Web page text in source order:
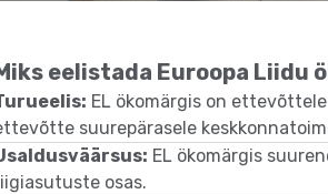
eelistada Euroopa Liidu
EL ökomärgis on
suurepärasele
EL ökomärgis
osas.